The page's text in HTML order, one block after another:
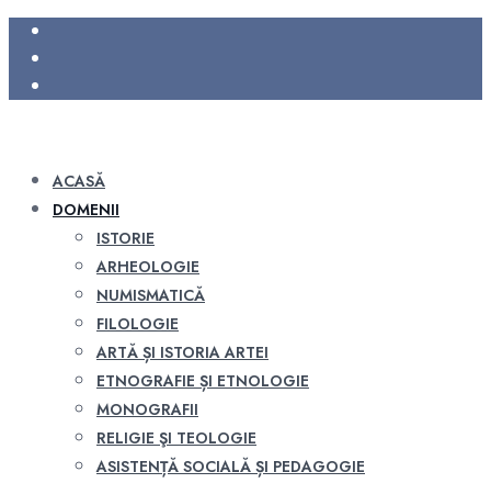
ACASĂ
DOMENII
ISTORIE
ARHEOLOGIE
NUMISMATICĂ
FILOLOGIE
ARTĂ ȘI ISTORIA ARTEI
ETNOGRAFIE ȘI ETNOLOGIE
MONOGRAFII
RELIGIE ŞI TEOLOGIE
ASISTENȚĂ SOCIALĂ ȘI PEDAGOGIE